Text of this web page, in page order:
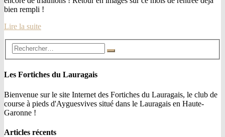
bien rempli !
Lire la suite
Les Fortiches du Lauragais
Bienvenue sur le site Internet des Fortiches du Lauragais, le club de
course à pieds d'Ayguesvives situé dans le Lauragais en Haute-
Garonne !
Articles récents